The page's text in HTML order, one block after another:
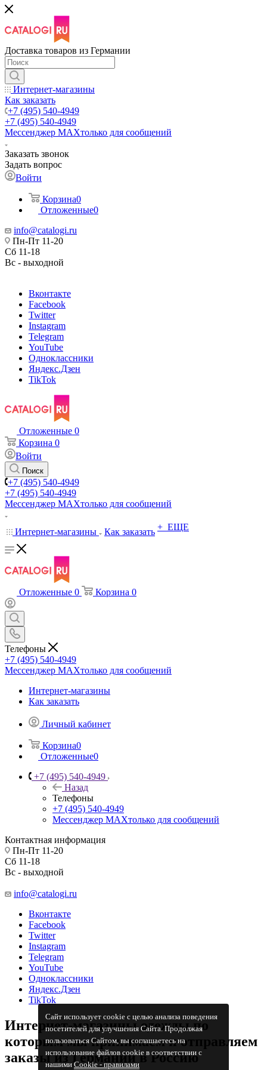
Сайт использует cookie с целью анализа поведения
посетителей для улучшения Сайта. Продолжая
пользоваться Сайтом, вы соглашаетесь на
использование файлов cookie в соответствии с
нашимиCookiе - правилами
Доставка товаров из Германии
Интернет-магазины
Как заказать
+7 (495) 540-4949
+7 (495) 540-4949
Мессенджер МАХтолько для сообщений
Заказать звонок
Задать вопрос
Войти
Корзина0
Отложенные0
info@catalogi.ru
Пн-Пт 11-20
Сб 11-18
Вс - выходной
Вконтакте
Facebook
Twitter
Instagram
Telegram
YouTube
Одноклассники
Яндекс.Дзен
TikTok
Отложенные 0
Корзина 0
Войти
Поиск
+7 (495) 540-4949
+7 (495) 540-4949
Мессенджер МАХтолько для сообщений
Интернет-магазины Как заказать + ЕЩЕ
Отложенные 0 Корзина 0
Телефоны
+7 (495) 540-4949
Мессенджер МАХтолько для сообщений
Интернет-магазины
Как заказать
Личный кабинет
Корзина0
Отложенные0
+7 (495) 540-4949
Назад
Телефоны
+7 (495) 540-4949
Мессенджер МАХтолько для сообщений
Контактная информация
Пн-Пт 11-20
Сб 11-18
Вс - выходной
info@catalogi.ru
Вконтакте
Facebook
Twitter
Instagram
Telegram
YouTube
Одноклассники
Яндекс.Дзен
TikTok
Интернет-магазины одежды по
которым мы принимаем и отправляем
заказы из Германии в Россию